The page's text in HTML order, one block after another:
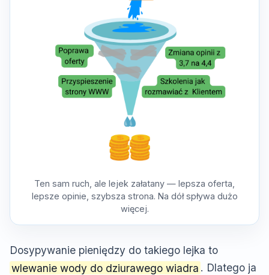
Ten sam ruch, ale lejek załatany — lepsza oferta,
lepsze opinie, szybsza strona. Na dół spływa dużo
więcej.
Dosypywanie pieniędzy do takiego lejka to
wlewanie wody do dziurawego wiadra . Dlatego ja